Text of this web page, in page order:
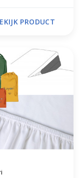
PRODUCT